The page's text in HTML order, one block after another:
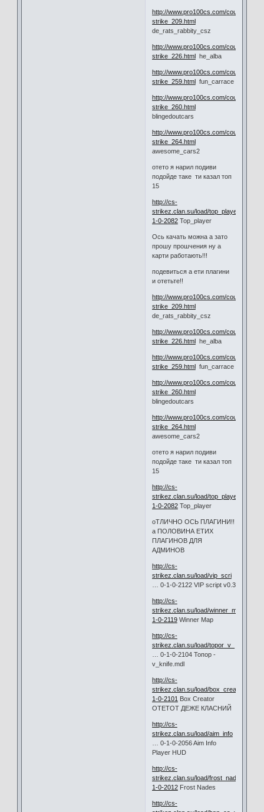
http://www.pro100cs.com/counter-
strike_209.html
de_rats_rabbity_csz
http://www.pro100cs.com/counter-
strike_226.htmlhe_alba
http://www.pro100cs.com/counter-
strike_259.htmlfun_carrace
http://www.pro100cs.com/counter-
strike_260.html
blingedoutcars
http://www.pro100cs.com/counter-
strike_264.html
awesome_cars2
отето я нарил подиви
подойде таке ти казал топ
15
http://cs-
strikez.clan.su/load/top_player/10-
1-0-2082Top_player
Ось качать можна а зато
прошу прошчения ну а
карти работають!!!
подевиться а ети плагини
и отетьте!!
http://www.pro100cs.com/counter-
strike_209.html
de_rats_rabbity_csz
http://www.pro100cs.com/counter-
strike_226.htmlhe_alba
http://www.pro100cs.com/counter-
strike_259.htmlfun_carrace
http://www.pro100cs.com/counter-
strike_260.html
blingedoutcars
http://www.pro100cs.com/counter-
strike_264.html
awesome_cars2
отето я нарил подиви
подойде таке ти казал топ
15
http://cs-
strikez.clan.su/load/top_player/10-
1-0-2082Top_player
оТЛИЧНО ОСЬ ПЛАГИНИ!!
а ПОЛОВИНА ЕТИХ
ПЛАГИНОВ ДЛЯ
АДМИНОВ
http://cs-
strikez.clan.su/load/vip_scri
… 0-1-0-2122 VIP script v0.3
http://cs-
strikez.clan.su/load/winner_map/10-
1-0-2119Winner Map
http://cs-
strikez.clan.su/load/topor_v_
… 0-1-0-2104 Топор -
v_knife.mdl
http://cs-
strikez.clan.su/load/box_creator/10-
1-0-2101 Box Creator
ОТЕТОТ ДЕЖЕ КЛАСНИЙ
http://cs-
strikez.clan.su/load/aim_info
… 0-1-0-2056 Aim Info
Player HUD
http://cs-
strikez.clan.su/load/frost_nades/10-
1-0-2012Frost Nades
http://cs-